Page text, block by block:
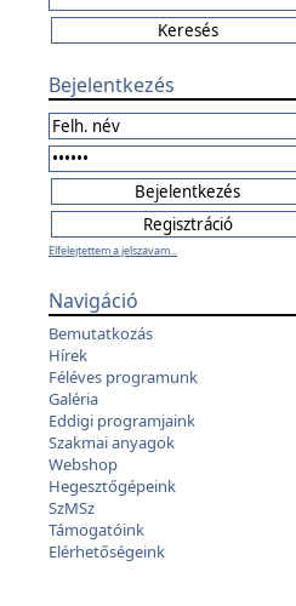
Bejelentkezés
Elfelejtettem a jelszavam...
Navigáció
Bemutatkozás
Hírek
Féléves programunk
Galéria
Eddigi programjaink
Szakmai anyagok
Webshop
Hegesztőgépeink
SzMSz
Támogatóink
Elérhetőségeink